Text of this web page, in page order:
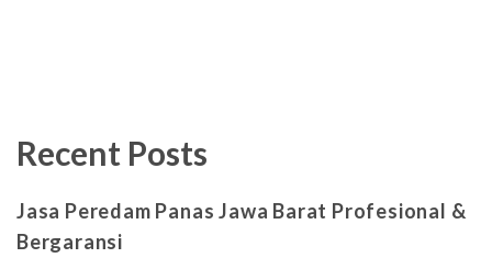
Recent Posts
Jasa Peredam Panas Jawa Barat Profesional &
Bergaransi